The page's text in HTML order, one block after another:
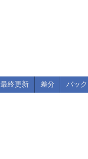
最終更新 差分 バッ